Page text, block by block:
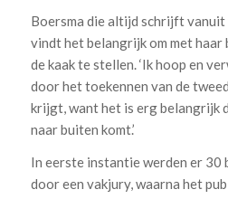
Boersma die altijd schrijft vanuit
vindt het belangrijk om met haar
de kaak te stellen. ‘Ik hoop en
door het toekennen van de
krijgt, want het is erg belangrijk
naar buiten komt.’
In eerste instantie werden er 30
door een vakjury, waarna het